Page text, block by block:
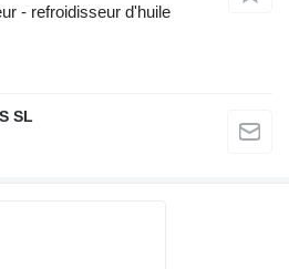
- refroidisseur d'huile
SL